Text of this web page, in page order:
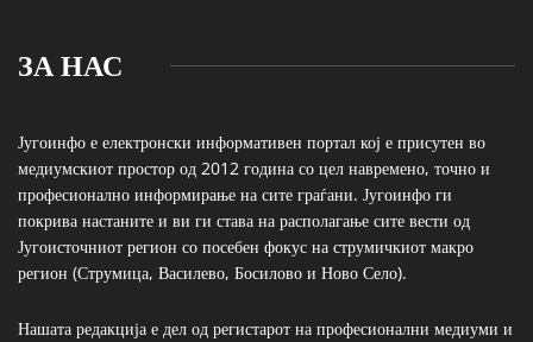
ЗА НАС
Југоинфо е електронски информативен портал кој е присутен во
медиумскиот простор од 2012 година со цел навремено, точно и
професионално информирање на сите граѓани. Југоинфо ги
покрива настаните и ви ги става на располагање сите вести од
Југоисточниот регион со посебен фокус на струмичкиот макро
регион (Струмица, Василево, Босилово и Ново Село).
Нашата редакција е дел од регистарот на професионални медиуми и